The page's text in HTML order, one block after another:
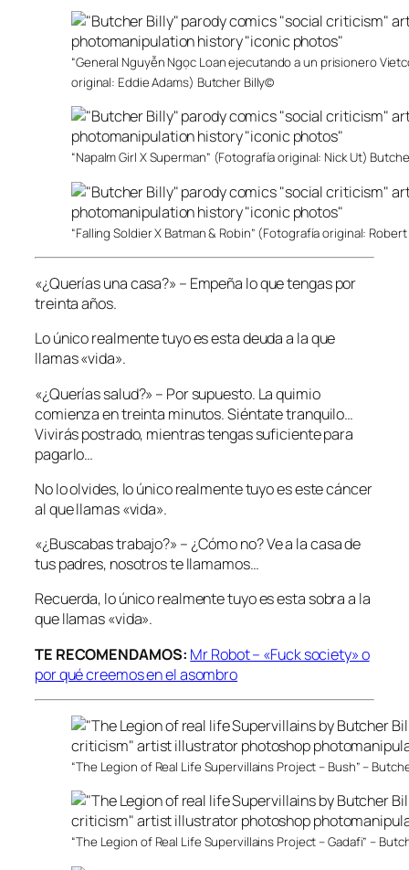
“General Nguyễn Ngọc Loan ejecutando a un prisionero
original: Eddie Adams) Butcher Billy©
“Napalm Girl X Superman” (Fotografía original: Nick Ut)
“Falling Soldier X Batman & Robin” (Fotografía original:
«¿Querías una casa?» – Empeña lo que tengas por
treinta años.
Lo único realmente tuyo es esta deuda a la que
llamas «vida».
«¿Querías salud?» – Por supuesto. La quimio
comienza en treinta minutos. Siéntate tranquilo…
Vivirás postrado, mientras tengas suficiente para
pagarlo…
No lo olvides, lo único realmente tuyo es este cáncer
al que llamas «vida».
«¿Buscabas trabajo?» – ¿Cómo no? Ve a la casa de
tus padres, nosotros te llamamos…
Recuerda, lo único realmente tuyo es esta sobra a la
que llamas «vida».
TE RECOMENDAMOS: Mr Robot – «Fuck society» o
por qué creemos en el asombro
“The Legion of Real Life Supervillains Project – Bush” –
“The Legion of Real Life Supervillains Project – Gadafi” –